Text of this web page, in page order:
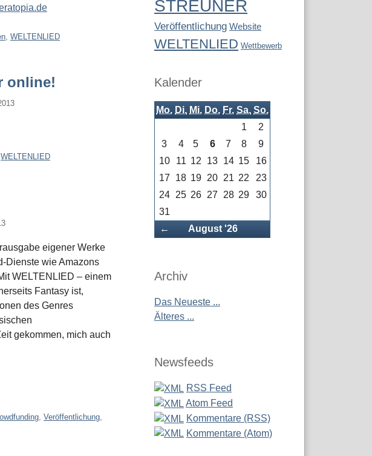
, WELTENLIED
online!
WELTENLIED
eigener Werke
Dienste wie Amazons
WELTENLIED – einem
Fantasy ist,
des Genres
gekommen, mich auch
, Veröffentlichung,
STREUNER
Veröffentlichung Website
WELTENLIED Wettbewerb
Kalender
Mo. Di. Mi. Do. Fr. Sa. So.
← ZurückAugust '26
1
2
3
4 5 6 7 8
9
10
11 12 13 14 15
16
17
18 19 20 21 22
23
24
25 26 27 28 29
30
31
Archiv
Das Neueste ...
Älteres ...
Newsfeeds
RSS Feed
Atom Feed
Kommentare (RSS)
Kommentare (Atom)